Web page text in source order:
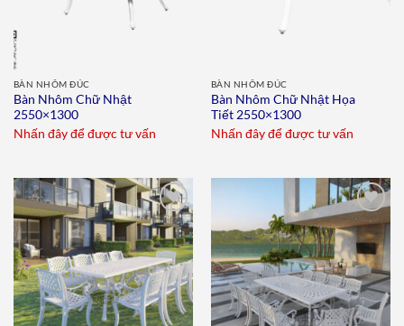
BÀN NHÔM ĐÚC
Bàn Nhôm Chữ Nhật
2550×1300
Nhấn đây để được tư vấn
BÀN NHÔM ĐÚC
Bàn Nhôm Chữ Nhật Họa
Tiết 2550×1300
Nhấn đây để được tư vấn
Add to
wishlist
Add to
wishlist